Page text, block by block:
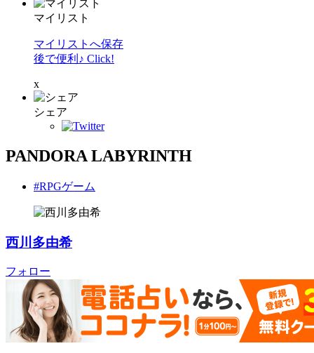
マイリスト
マイリストへ保存
後で便利♪ Click!
x
シェア
PANDORA LABYRINTH
#RPGゲーム
西川多由希
フォロー